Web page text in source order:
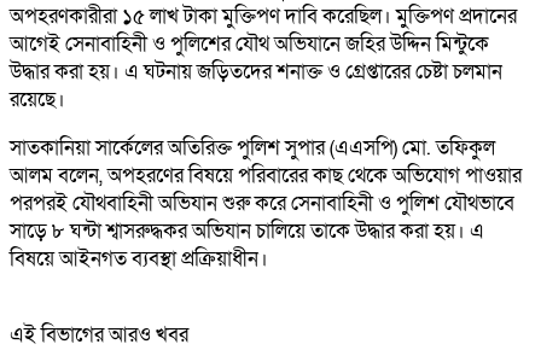
অপহরণকারীরা ১৫ লাখ টাকা মুক্তিপণ দাবি করেছিল। মু্ক্তিপণ প্রদানের
আগেই সেনাবাহিনী ও পুলিশের যৌথ অভিযানে জহির উদ্দিন মিন্টুকে
উদ্ধার করা হয়। এ ঘটনায় জড়িতদের শনাক্ত ও গ্রেপ্তারের চেষ্টা চলমান
রয়েছে।
সাতকানিয়া সার্কেলের অতিরিক্ত পুলিশ সুপার (এএসপি) মো. তফিকুল
আলম বলেন, অপহরণের বিষয়ে পরিবারের কাছ থেকে অভিযোগ পাওয়ার
পরপরই যৌথবাহিনী অভিযান শুরু করে সেনাবাহিনী ও পুলিশ যৌথভাবে
সাড়ে ৮ ঘন্টা শ্বাসরুদ্ধকর অভিযান চালিয়ে তাকে উদ্ধার করা হয়। এ
বিষয়ে আইনগত ব্যবস্থা প্রক্রিয়াধীন।
এই বিভাগের আরও খবর